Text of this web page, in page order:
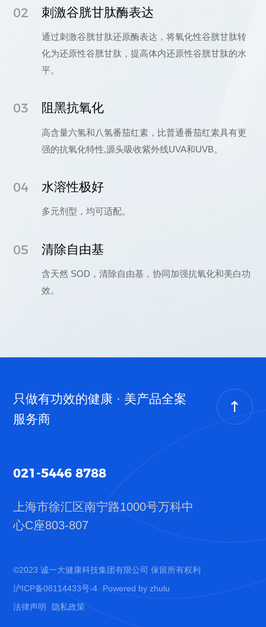
02 刺激谷胱甘肽酶表达
通过刺激谷胱甘肽还原酶表达，将氧化性谷胱甘肽转
化为还原性谷胱甘肽，提高体内还原性谷胱甘肽的水
平。
03 阻黑抗氧化
高含量六氢和八氢番茄红素，比普通番茄红素具有更
强的抗氧化特性,源头吸收紫外线UVA和UVB。
04 水溶性极好
多元剂型，均可适配。
05 清除自由基
含天然 SOD，清除自由基，协同加强抗氧化和美白功
效。
只做有功效的健康 · 美产品全案
服务商
021-5446 8788
上海市徐汇区南宁路1000号万科中
心C座803-807
©2023 诚一大健康科技集团有限公司 保留所有权利
沪ICP备08114433号-4
Powered by zhulu
法律声明
隐私政策